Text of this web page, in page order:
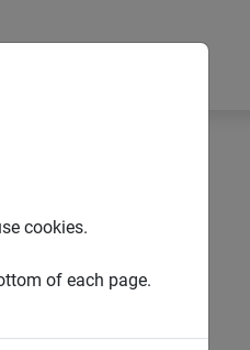
cookies.
of each page.